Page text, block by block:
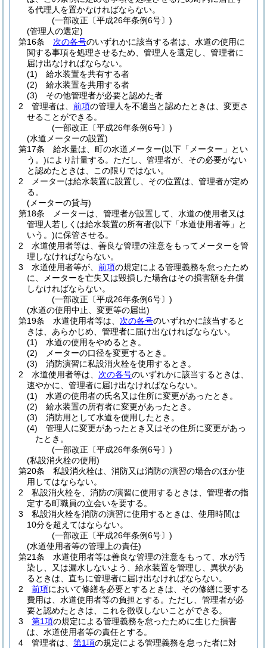
る代理人を置かなければならない。
(一部改正〔平成26年条例6号〕)
(管理人の選定)
第16条
次の各号のいずれかに該当する者は、水道の使用に
関する事項を処理させるため、管理人を選定し、管理者に
届け出なければならない。
(1)
給水装置を共有する者
(2)
給水装置を共用する者
(3)
その他管理者が必要と認めた者
2
管理者は、 前項の管理人を不適当と認めたときは、変更さ
せることができる。
(一部改正〔平成26年条例6号〕)
(水道メーターの設置)
第17条
給水量は、町の水道メーター(以下「メーター」とい
う。)により計量する。 ただし、管理者が、その必要がない
と認めたときは、この限りではない。
2
メーターは給水装置に設置し、その位置は、管理者が定め
る。
(メーターの貸与)
第18条
メーターは、管理者が設置して、水道の使用者又は
管理人若しくは給水装置の所有者(以下「水道使用者等」と
いう。)に保管させる。
2
水道使用者等は、善良な管理の注意をもってメーターを管
理しなければならない。
3
水道使用者等が、 前項の規定による管理義務を怠ったため
に、メーターを亡失又は毀損した場合はその損害額を弁償
しなければならない。
(一部改正〔平成26年条例6号〕)
(水道の使用中止、変更等の届出)
第19条
水道使用者等は、 次の各号のいずれかに該当すると
きは、あらかじめ、管理者に届け出なければならない。
(1)
水道の使用をやめるとき。
(2)
メーターの口径を変更するとき。
(3)
消防演習に私設消火栓を使用するとき。
2
水道使用者等は、 次の各号のいずれかに該当するときは、
速やかに、管理者に届け出なければならない。
(1)
水道の使用者の氏名又は住所に変更があったとき。
(2)
給水装置の所有者に変更があったとき。
(3)
消防用として水道を使用したとき。
(4)
管理人に変更があったとき又はその住所に変更があっ
たとき。
(一部改正〔平成26年条例6号〕)
(私設消火栓の使用)
第20条
私設消火栓は、消防又は消防の演習の場合のほか使
用してはならない。
2
私設消火栓を、消防の演習に使用するときは、管理者の指
定する町職員の立会いを要する。
3
私設消火栓を消防の演習に使用するときは、使用時間は
10分を超えてはならない。
(一部改正〔平成26年条例6号〕)
(水道使用者等の管理上の責任)
第21条
水道使用者等は善良な管理の注意をもって、水が汚
染し、又は漏水しないよう、給水装置を管理し、異状があ
るときは、直ちに管理者に届け出なければならない。
2
前項において修繕を必要とするときは、その修繕に要する
費用は、水道使用者等の負担とする。 ただし、管理者が必
要と認めたときは、これを徴収しないことができる。
3
第1項の規定による管理義務を怠ったために生じた損害
は、水道使用者等の責任とする。
4
管理者は、 第1項の規定による管理義務を怠った者に対